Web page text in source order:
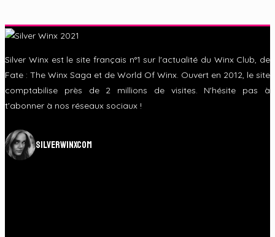
Silver Winx est le site français n°1 sur l'actualité du Winx Club, de
Fate : The Winx Saga et de World Of Winx. Ouvert en 2012, le site
comptabilise près de 2 millions de visites. N'hésite pas à
t'abonner à nos réseaux sociaux !
silverwinxcom